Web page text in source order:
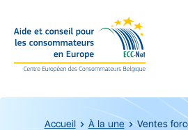
Accueil À la une Ventes